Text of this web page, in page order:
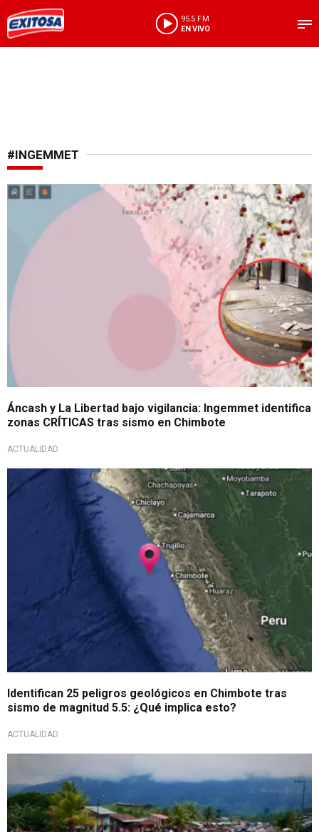
95.5 FM
EN VIVO
#INGEMMET
¡Zonas podrían reactivarse!
Áncash y La Libertad bajo vigilancia: Ingemmet identifica
zonas CRÍTICAS tras sismo en Chimbote
ACTUALIDAD
¡Atención!
Identifican 25 peligros geológicos en Chimbote tras
sismo de magnitud 5.5: ¿Qué implica esto?
ACTUALIDAD